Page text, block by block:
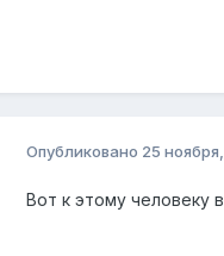
Опубликовано 25
Вот к этому человеку